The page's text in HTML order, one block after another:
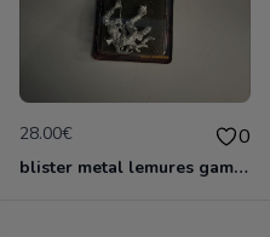
28.00€ 0
blister metal lemures games worshop neuf nlister